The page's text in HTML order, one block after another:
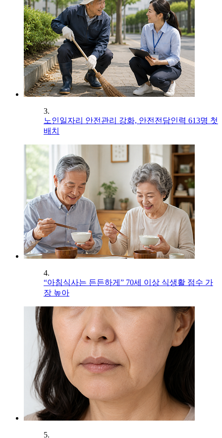
3.
노인일자리 안전관리 강화, 안전전담인력 613명 첫
배치
4.
“아침식사는 든든하게” 70세 이상 식생활 점수 가
장 높아
5.